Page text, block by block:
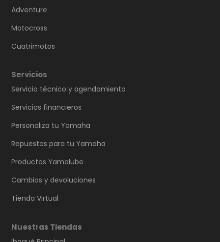
Adventure
Motocross
Cuatrimotos
Servicios
Servicio técnico y agendamiento
Servicios financieros
Personaliza tu Yamaha
Repuestos para tu Yamaha
Productos Yamalube
Cambios y devoluciones
Tienda Virtual
Nuestras Tiendas